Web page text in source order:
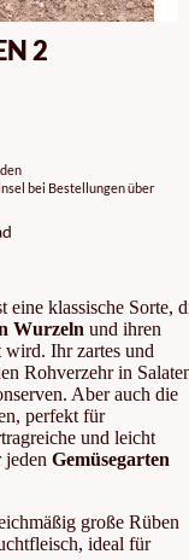
2
bei Bestellungen über
eine klassische Sorte,
Wurzeln und ihren
wird. Ihr zartes und
Rohverzehr in
Aber auch die
perfekt für
und leicht
jeden Gemüsegarten
große Rüben
ideal für